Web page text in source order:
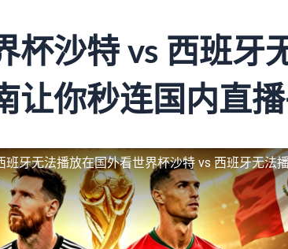
杯沙特 vs 西班牙
让你秒连国内直
班牙无法播放在国外看世界杯沙特 vs 西班牙无法